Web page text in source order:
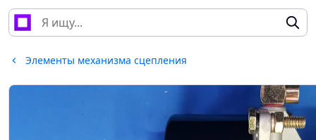
Элементы механизма сцепления